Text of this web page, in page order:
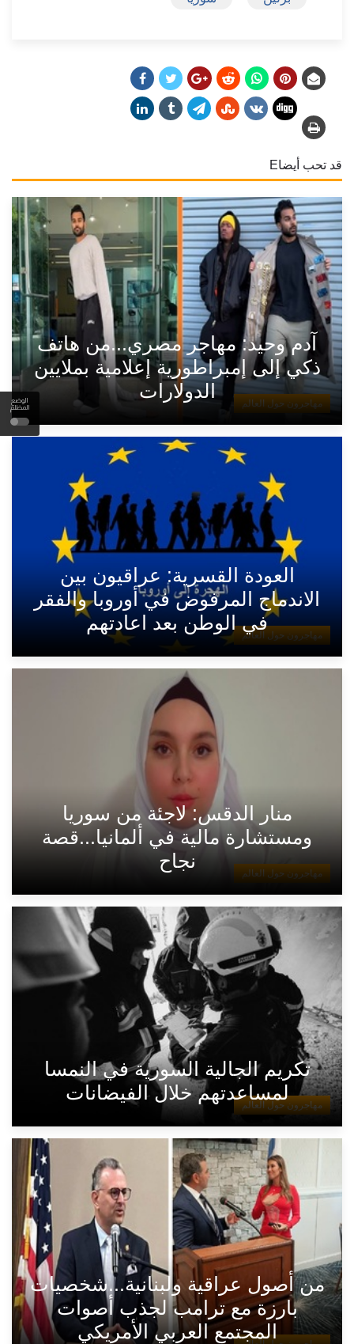
الوضع
المظلم
قد تحب أيضاE
مهاجرون حول العالم
آدم وحيد: مهاجر مصري...من هاتف
ذكي إلى إمبراطورية إعلامية بملايين
الدولارات
مهاجرون حول العالم
العودة القسرية: عراقيون بين
الاندماج المرفوض في أوروبا والفقر
في الوطن بعد اعادتهم
مهاجرون حول العالم
منار الدقس: لاجئة من سوريا
ومستشارة مالية في ألمانيا...قصة
نجاح
مهاجرون حول العالم
تكريم الجالية السورية في النمسا
لمساعدتهم خلال الفيضانات
من أصول عراقية ولبنانية...شخصيات
بارزة مع ترامب لجذب أصوات
المجتمع العربي الأمريكي